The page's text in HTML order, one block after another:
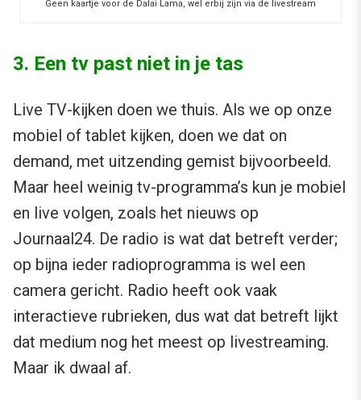
Geen kaartje voor de Dalai Lama, wel erbij zijn via de livestream
3. Een tv past niet in je tas
Live TV-kijken doen we thuis. Als we op onze
mobiel of tablet kijken, doen we dat on
demand, met uitzending gemist bijvoorbeeld.
Maar heel weinig tv-programma’s kun je mobiel
en live volgen, zoals het nieuws op
Journaal24. De radio is wat dat betreft verder;
op bijna ieder radioprogramma is wel een
camera gericht. Radio heeft ook vaak
interactieve rubrieken, dus wat dat betreft lijkt
dat medium nog het meest op livestreaming.
Maar ik dwaal af.